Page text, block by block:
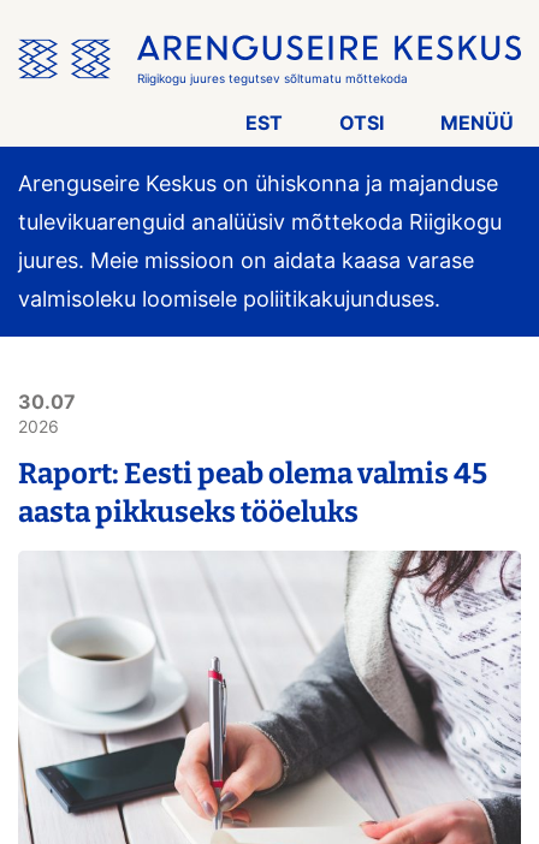
menüü
vahele
Riigikogu juures tegutsev sõltumatu mõttekoda
EST OTSI MENÜÜ
Arenguseire Keskus on ühiskonna ja majanduse
tulevikuarenguid analüüsiv mõttekoda Riigikogu
juures. Meie missioon on aidata kaasa varase
valmisoleku loomisele poliitikakujunduses.
30.07
2026
Raport: Eesti peab olema valmis 45
aasta pikkuseks tööeluks